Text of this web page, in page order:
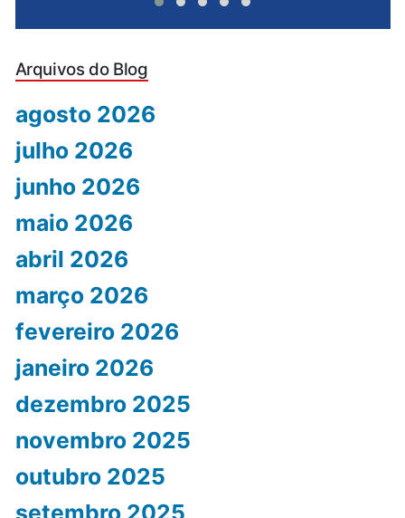
Arquivos do Blog
agosto 2026
julho 2026
junho 2026
maio 2026
abril 2026
março 2026
fevereiro 2026
janeiro 2026
dezembro 2025
novembro 2025
outubro 2025